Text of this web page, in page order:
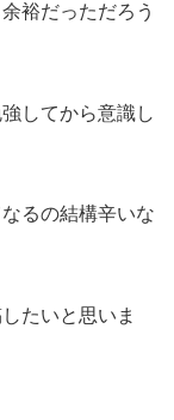
裕だっただろう
してから意識し
るの結構辛いな
たいと思いま